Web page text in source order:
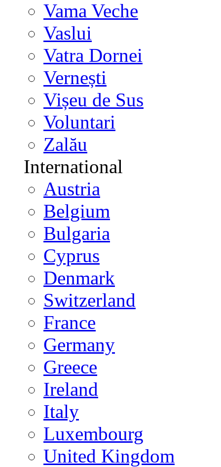
Vama Veche
Vaslui
Vatra Dornei
Vernești
Vișeu de Sus
Voluntari
Zalău
International
Austria
Belgium
Bulgaria
Cyprus
Denmark
Switzerland
France
Germany
Greece
Ireland
Italy
Luxembourg
United Kingdom